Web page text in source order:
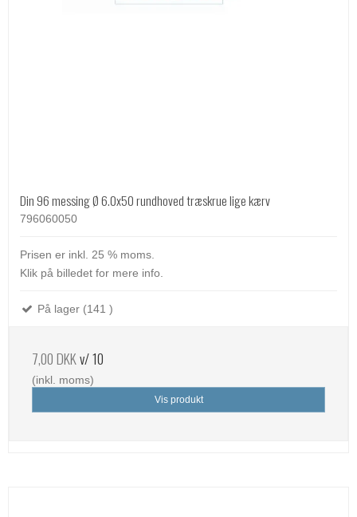
Din 96 messing Ø 6.0x50 rundhoved træskrue lige kærv
796060050
Prisen er inkl. 25 % moms.
Klik på billedet for mere info.
På lager (141 )
7,00 DKKv/ 10
(inkl. moms)
Vis produkt